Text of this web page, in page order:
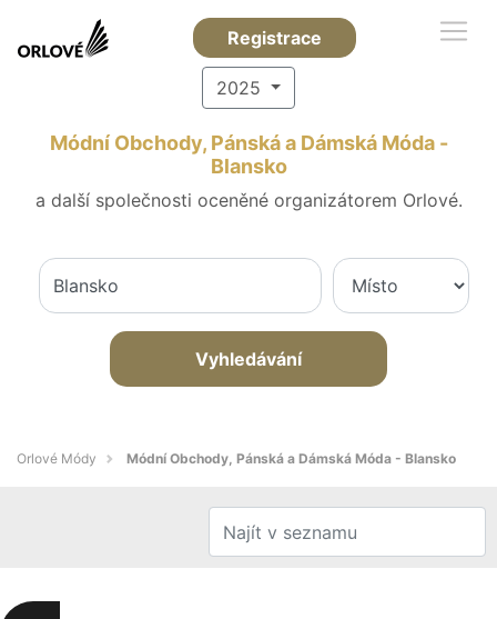
Registrace
2025
Módní Obchody, Pánská a Dámská Móda -
Blansko
a další společnosti oceněné organizátorem Orlové.
Vyhledávání
Orlové Módy Módní Obchody, Pánská a Dámská Móda - Blansko